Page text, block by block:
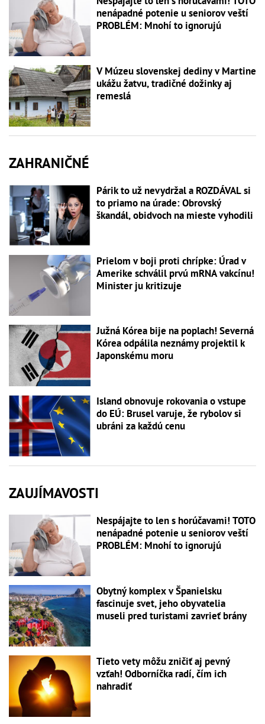
nenápadné potenie u seniorov veští
PROBLÉM: Mnohí to ignorujú
V Múzeu slovenskej dediny v Martine
ukážu žatvu, tradičné dožinky aj
remeslá
ZAHRANIČNÉ
Párik to už nevydržal a ROZDÁVAL si
to priamo na úrade: Obrovský
škandál, obidvoch na mieste vyhodili
Prielom v boji proti chrípke: Úrad v
Amerike schválil prvú mRNA vakcínu!
Minister ju kritizuje
Južná Kórea bije na poplach! Severná
Kórea odpálila neznámy projektil k
Japonskému moru
Island obnovuje rokovania o vstupe
do EÚ: Brusel varuje, že rybolov si
ubráni za každú cenu
ZAUJÍMAVOSTI
Nespájajte to len s horúčavami! TOTO
nenápadné potenie u seniorov veští
PROBLÉM: Mnohí to ignorujú
Obytný komplex v Španielsku
fascinuje svet, jeho obyvatelia
museli pred turistami zavrieť brány
Tieto vety môžu zničiť aj pevný
vzťah! Odborníčka radí, čím ich
nahradiť